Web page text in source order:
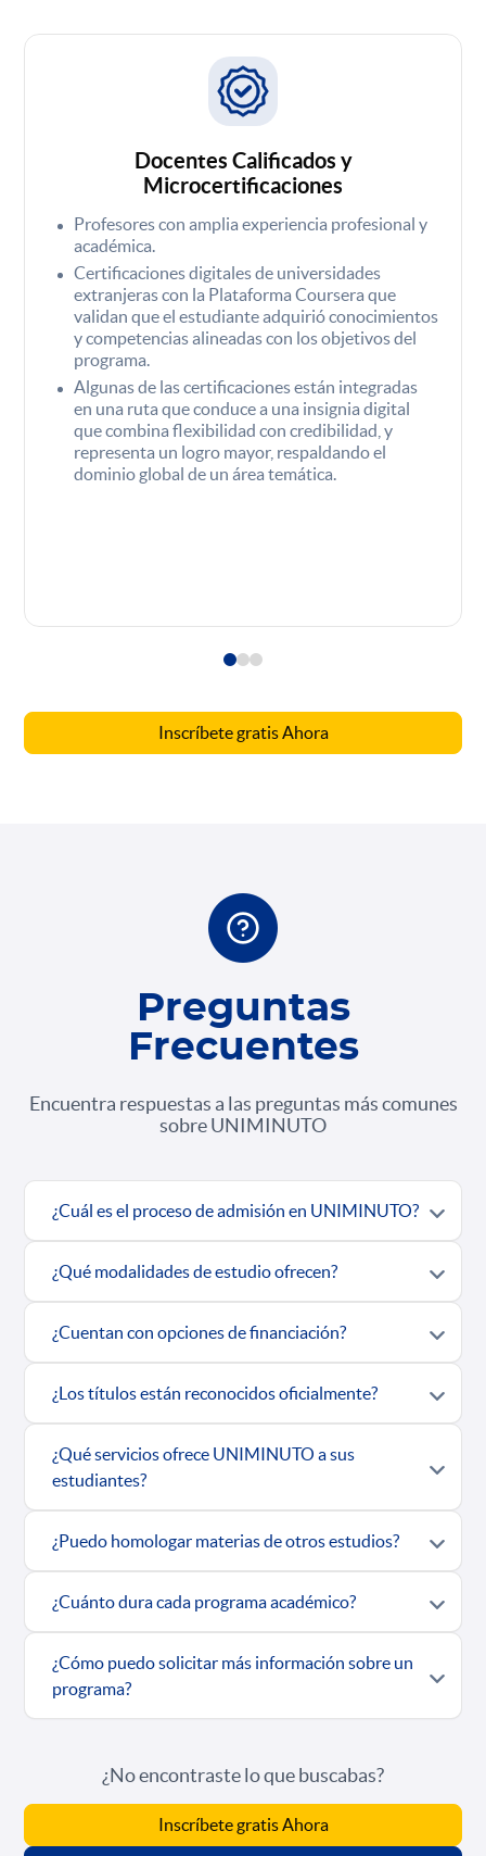
Docentes Calificados y
Microcertificaciones
Profesores con amplia experiencia profesional y
académica.
Certificaciones digitales de universidades
extranjeras con la Plataforma Coursera que
validan que el estudiante adquirió conocimientos
y competencias alineadas con los objetivos del
programa.
Algunas de las certificaciones están integradas
en una ruta que conduce a una insignia digital
que combina flexibilidad con credibilidad, y
representa un logro mayor, respaldando el
dominio global de un área temática.
Inscríbete gratis Ahora
Preguntas
Frecuentes
Encuentra respuestas a las preguntas más comunes
sobre UNIMINUTO
¿Cuál es el proceso de admisión en UNIMINUTO?
¿Qué modalidades de estudio ofrecen?
¿Cuentan con opciones de financiación?
¿Los títulos están reconocidos oficialmente?
¿Qué servicios ofrece UNIMINUTO a sus
estudiantes?
¿Puedo homologar materias de otros estudios?
¿Cuánto dura cada programa académico?
¿Cómo puedo solicitar más información sobre un
programa?
¿No encontraste lo que buscabas?
Inscríbete gratis Ahora